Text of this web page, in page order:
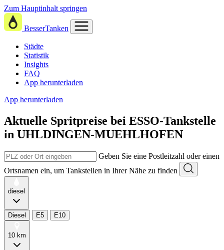
Zum Hauptinhalt springen
BesserTanken
Städte
Statistik
Insights
FAQ
App herunterladen
App herunterladen
Aktuelle Spritpreise bei ESSO-Tankstelle
in UHLDINGEN-MUEHLHOFEN
Geben Sie eine Postleitzahl oder einen
Ortsnamen ein, um Tankstellen in Ihrer Nähe zu finden
diesel
Diesel E5 E10
10 km